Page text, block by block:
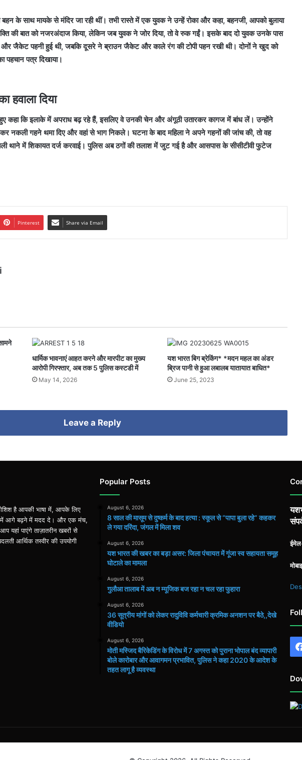
बहन के साथ मायके से मंदिर जा रही थीं। तभी रास्ते में एक युवक ने उन्हें रोका और कहा, बहनजी, आपको बुलाया
की बात को नजरअंदाज किया, लेकिन जब युवक ने जोर दिया, तो वे रुक गईं। इसके बाद दो युवक उनके पास
जैकेट पहनी हुई थी, जबकि दूसरे ने ब्राउन जैकेट और काले रंग की टोपी पहन रखी थी। दोनों ने खुद को
पहचान पत्र दिखाया।
हवाला दिया
हुए कहा कि इलाके में अपराध बढ़ रहे हैं, इसलिए वे उनकी चेन और अंगूठी उतारकर कागज में बांध लें। उन्होंने
नकली गहने थमा दिए और वहां से भाग निकले। घटना के बाद महिला ने अपने गहनों की जांच की, तो वह
थाने में शिकायत दर्ज करवाई। पुलिस अब ठगों की तलाश में जुट गई है और आसपास के सीसीटीवी फुटेज
Pinterest Share via Email
धार्मिक भावनाएं आहत करने और मारपीट का मुख्य
आरोपी गिरफ्तार, अब तक 5 पुलिस कस्टडी में
May 14, 2026
यश भारत बिग ब्रेकिंग* *मदन महल का अंडर
ब्रिज पानी से हुआ लबालब यातायात बाधित*
June 25, 2023
Leave a Reply
है आपकी भाषा में, आपके लिए
में आगे बढ़ने में मदद दे। और एक मंच,
यहां पाएंगे ताज़ातरीन खबरों से
आर्थिक तस्वीर की उपयोगी
Popular Posts
August 6, 2026
8 साल की मासूम से दुष्कर्म के बाद हत्या : स्कूल से “पापा बुला रहे” कहकर
ले गया दरिंदा, जंगल में मिला शव
August 6, 2026
यश भारत की खबर का बड़ा असर: जिला पंचायत में गूंजा स्व सहायता समूह
घोटाले का मामला
August 6, 2026
गुलौआ तालाब में अब न म्यूजिक बज रहा न चल रहा फुहारा
August 6, 2026
36 सूत्रीय मांगों को लेकर रादुविवि कर्मचारी क्रमिक अनशन पर बैठे,,देखे
वीडियो
August 6, 2026
मोती मस्जिद बैरिकेडिंग के विरोध में 7 अगस्त को पुराना भोपाल बंद व्यापारी
बोले कारोबार और आवागमन प्रभावित, पुलिस ने कहा 2020 के आदेश के
तहत लागू है व्यवस्था